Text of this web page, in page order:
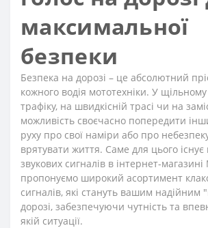
максимальної
безпеки
Безпека на дорозі – це абсолютний
кожного водія мототехніки. У
трафіку, на швидкісній трасі чи на
можливість своєчасно попередити
руху про свої наміри або про
врятувати життя. Саме для цього існує
звукових сигналів в інтернет-
пропонуємо широкий асортимент
сигналів, які стануть вашим надійним
дорозі, забезпечуючи чутність та
якій ситуації.